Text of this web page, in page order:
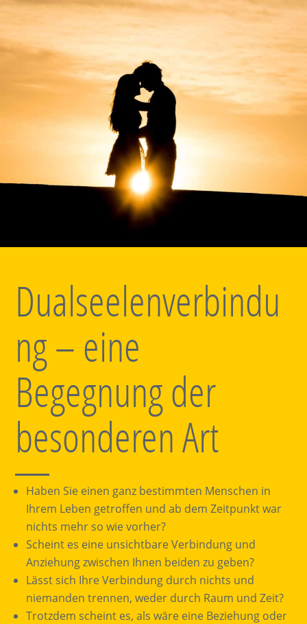
Dualseelenverbindu
ng – eine
Begegnung der
besonderen Art
Haben Sie einen ganz bestimmten Menschen in
Ihrem Leben getroffen und ab dem Zeitpunkt war
nichts mehr so wie vorher?
Scheint es eine unsichtbare Verbindung und
Anziehung zwischen Ihnen beiden zu geben?
Lässt sich Ihre Verbindung durch nichts und
niemanden trennen, weder durch Raum und Zeit?
Trotzdem scheint es, als wäre eine Beziehung oder